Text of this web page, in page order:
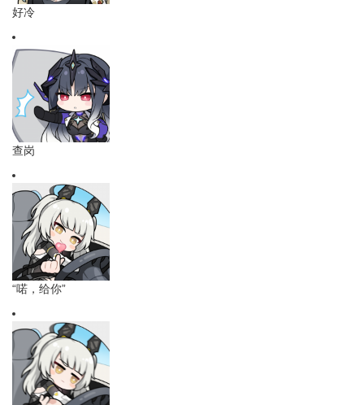
好冷
查岗
“喏，给你”